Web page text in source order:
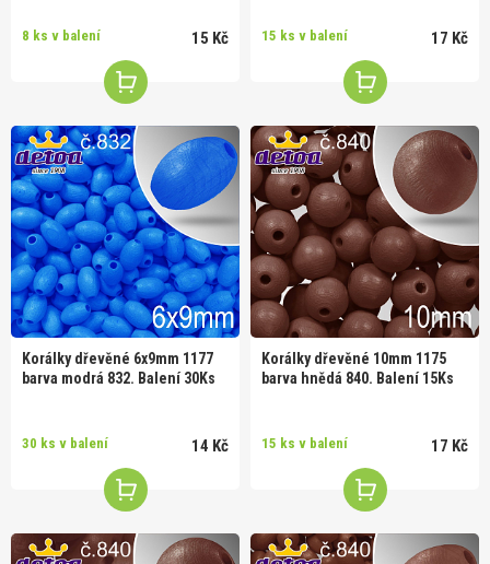
8 ks v balení 15 Kč 15 ks v balení 17 Kč
Korálky dřevěné 6x9mm 1177
barva modrá 832. Balení 30Ks
30 ks v balení 14 Kč
Korálky dřevěné 10mm 1175
barva hnědá 840. Balení 15Ks
15 ks v balení 17 Kč